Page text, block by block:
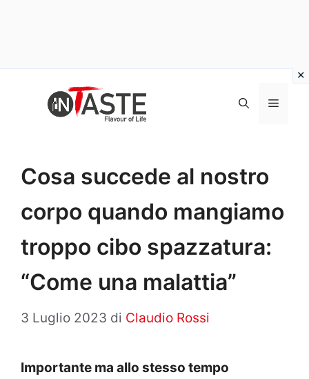
Menu
Cosa succede al nostro
corpo quando mangiamo
troppo cibo spazzatura:
“Come una malattia”
3 Luglio 2023 di Claudio Rossi
Importante ma allo stesso tempo